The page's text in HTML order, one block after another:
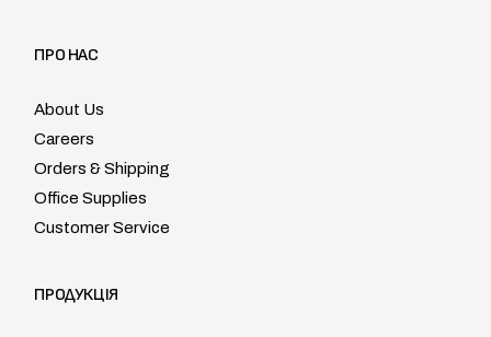
ПРО НАС
About Us
Careers
Orders & Shipping
Office Supplies
Customer Service
ПРОДУКЦІЯ